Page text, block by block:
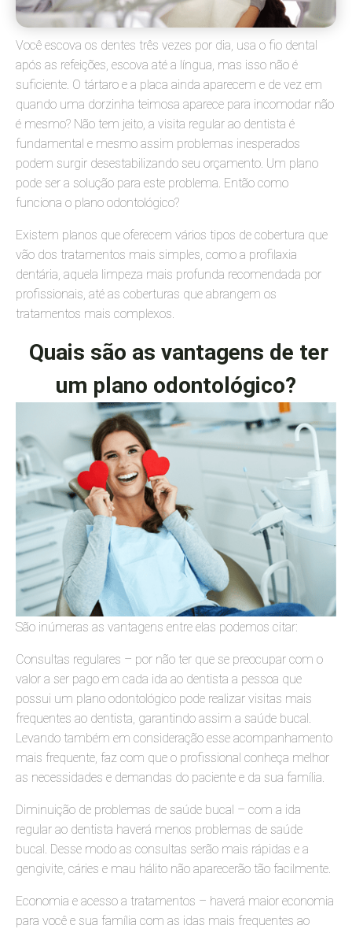
Você escova os dentes três vezes por dia, usa o fio dental
após as refeições, escova até a língua, mas isso não é
suficiente. O tártaro e a placa ainda aparecem e de vez em
quando uma dorzinha teimosa aparece para incomodar não
é mesmo? Não tem jeito, a visita regular ao dentista é
fundamental e mesmo assim problemas inesperados
podem surgir desestabilizando seu orçamento. Um plano
pode ser a solução para este problema. Então como
funciona o plano odontológico?
Existem planos que oferecem vários tipos de cobertura que
vão dos tratamentos mais simples, como a profilaxia
dentária, aquela limpeza mais profunda recomendada por
profissionais, até as coberturas que abrangem os
tratamentos mais complexos.
Quais são as vantagens de ter
um plano odontológico?
São inúmeras as vantagens entre elas podemos citar:
Consultas regulares – por não ter que se preocupar com o
valor a ser pago em cada ida ao dentista a pessoa que
possui um plano odontológico pode realizar visitas mais
frequentes ao dentista, garantindo assim a saúde bucal.
Levando também em consideração esse acompanhamento
mais frequente, faz com que o profissional conheça melhor
as necessidades e demandas do paciente e da sua família.
Diminuição de problemas de saúde bucal – com a ida
regular ao dentista haverá menos problemas de saúde
bucal. Desse modo as consultas serão mais rápidas e a
gengivite, cáries e mau hálito não aparecerão tão facilmente.
Economia e acesso a tratamentos – haverá maior economia
para você e sua família com as idas mais frequentes ao